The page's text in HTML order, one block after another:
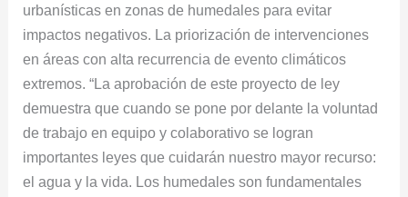
urbanísticas en zonas de humedales para evitar
impactos negativos. La priorización de intervenciones
en áreas con alta recurrencia de evento climáticos
extremos. “La aprobación de este proyecto de ley
demuestra que cuando se pone por delante la voluntad
de trabajo en equipo y colaborativo se logran
importantes leyes que cuidarán nuestro mayor recurso:
el agua y la vida. Los humedales son fundamentales